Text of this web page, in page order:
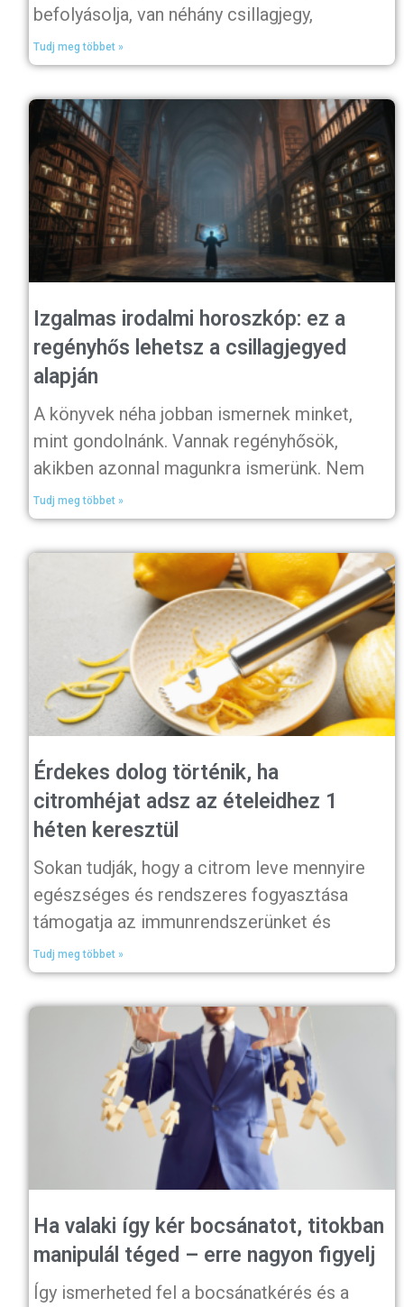
befolyásolja, van néhány csillagjegy,
Tudj meg többet »
Izgalmas irodalmi horoszkóp: ez a
regényhős lehetsz a csillagjegyed
alapján
A könyvek néha jobban ismernek minket,
mint gondolnánk. Vannak regényhősök,
akikben azonnal magunkra ismerünk. Nem
Tudj meg többet »
Érdekes dolog történik, ha
citromhéjat adsz az ételeidhez 1
héten keresztül
Sokan tudják, hogy a citrom leve mennyire
egészséges és rendszeres fogyasztása
támogatja az immunrendszerünket és
Tudj meg többet »
Ha valaki így kér bocsánatot, titokban
manipulál téged – erre nagyon figyelj
Így ismerheted fel a bocsánatkérés és a